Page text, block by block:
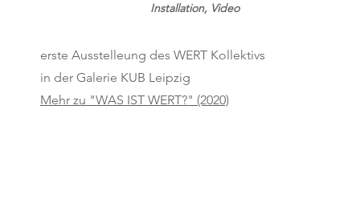
Installation, Video
erste Ausstelleung des WERT Kollektivs
in der Galerie KUB Leipzig
Mehr zu "WAS IST WERT?" (2020)